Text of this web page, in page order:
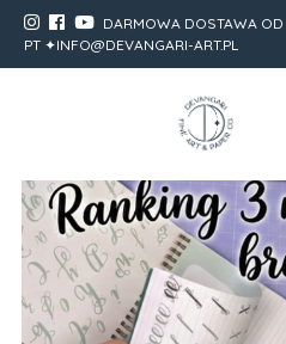
DARMOWA DOSTAWA
PT ✦INFO@DEVANGARI-ART.PL